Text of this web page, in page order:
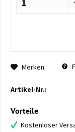
Merken
Artikel-Nr.:
Vorteile
Kostenloser